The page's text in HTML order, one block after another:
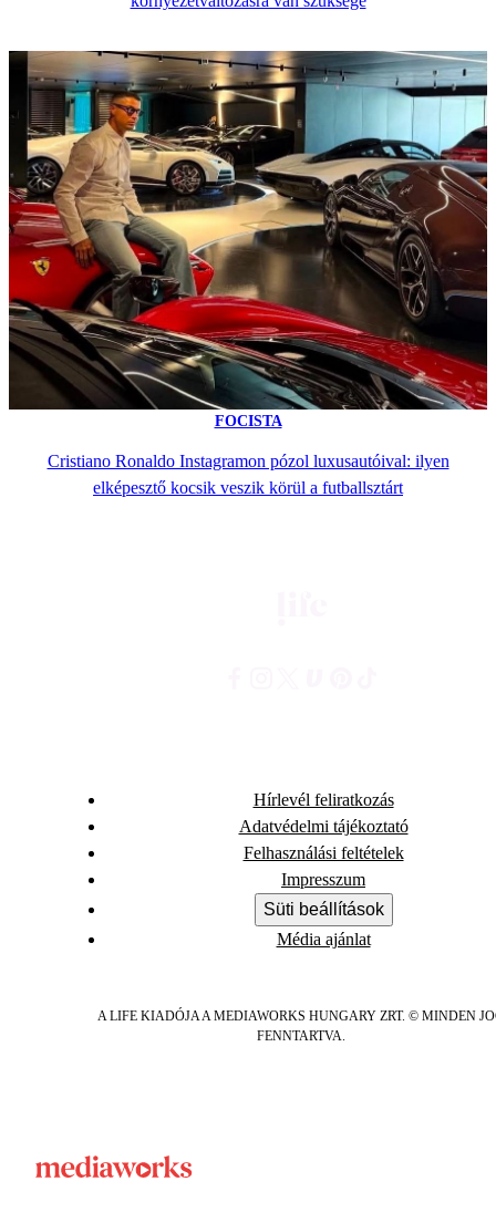
FOCISTA
Cristiano Ronaldo Instagramon pózol luxusautóival: ilyen
elképesztő kocsik veszik körül a futballsztárt
Hírlevél feliratkozás
Adatvédelmi tájékoztató
Felhasználási feltételek
Impresszum
Süti beállítások
Média ajánlat
A LIFE KIADÓJA A MEDIAWORKS HUNGARY ZRT. © MINDEN
FENNTARTVA.